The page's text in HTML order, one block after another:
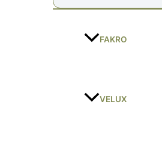
FAKRO
VELUX